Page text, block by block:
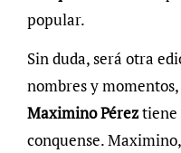
popular.
Sin duda, será otra
nombres y
Maximino Péreztiene
conquense.